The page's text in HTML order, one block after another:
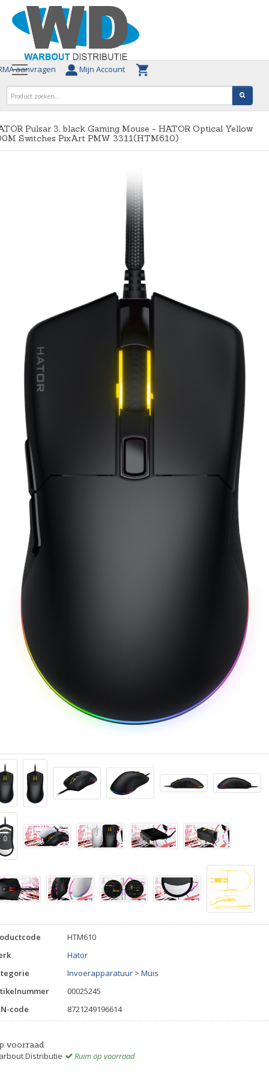
aanvragen Mijn Account
Pulsar 3, black Gaming Mouse - HATOR Optical Yellow
Switches PixArt PMW 3311(HTM610)
HTM610
Hator
Invoerapparatuur > Muis
00025245
code
8721249196614
voorraad
Distributie
Ruim op voorraad